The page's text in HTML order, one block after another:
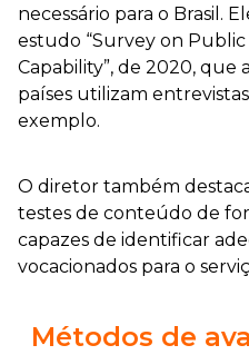
necessário para o Brasil.
estudo “Survey on Public
Capability”, de 2020, que
países utilizam
exemplo.
O diretor também
testes de conteúdo de
capazes de identificar
vocacionados para o
Métodos de